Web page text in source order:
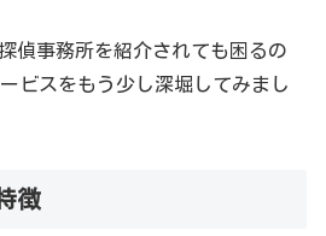
偵事務所を紹介されても困るの
ビスをもう少し深堀してみまし
徴